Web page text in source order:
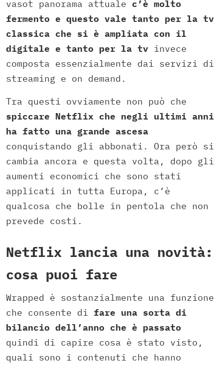
vasot panorama attuale c’è molto
fermento e questo vale tanto per la tv
classica che si è ampliata con il
digitale e tanto per la tv invece
composta essenzialmente dai servizi di
streaming e on demand.
Tra questi ovviamente non può che
spiccare Netflix che negli ultimi anni
ha fatto una grande ascesa
conquistando gli abbonati. Ora però si
cambia ancora e questa volta, dopo gli
aumenti economici che sono stati
applicati in tutta Europa, c’è
qualcosa che bolle in pentola che non
prevede costi.
Netflix lancia una novità:
cosa puoi fare
Wrapped è sostanzialmente una funzione
che consente di fare una sorta di
bilancio dell’anno che è passato
quindi di capire cosa è stato visto,
quali sono i contenuti che hanno